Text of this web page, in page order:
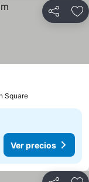
Compartir
Square
Ver precios